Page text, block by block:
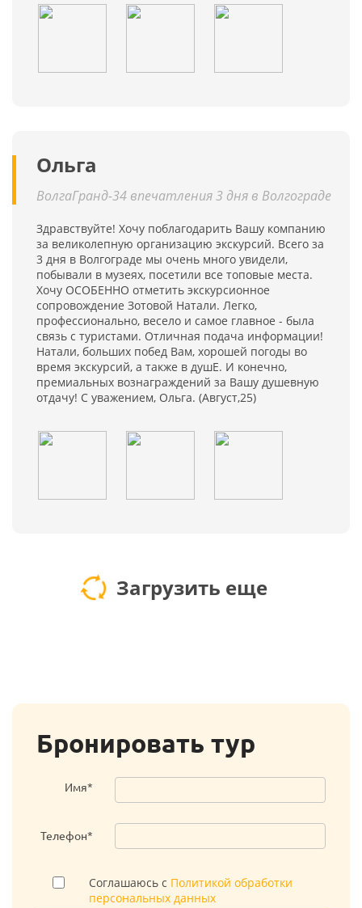
Ольга
ВолгаГранд-34 впечатления 3 дня в Волгограде
Здравствуйте! Хочу поблагодарить Вашу компанию
за великолепную организацию экскурсий. Всего за
3 дня в Волгограде мы очень много увидели,
побывали в музеях, посетили все топовые места.
Хочу ОСОБЕННО отметить экскурсионное
сопровождение Зотовой Натали. Легко,
профессионально, весело и самое главное - была
связь с туристами. Отличная подача информации!
Натали, больших побед Вам, хорошей погоды во
время экскурсий, а также в душЕ. И конечно,
премиальных вознаграждений за Вашу душевную
отдачу! С уважением, Ольга. (Август,25)
Загрузить еще
Бронировать тур
Имя*
Телефон*
Соглашаюсь с Политикой обработки
персональных данных